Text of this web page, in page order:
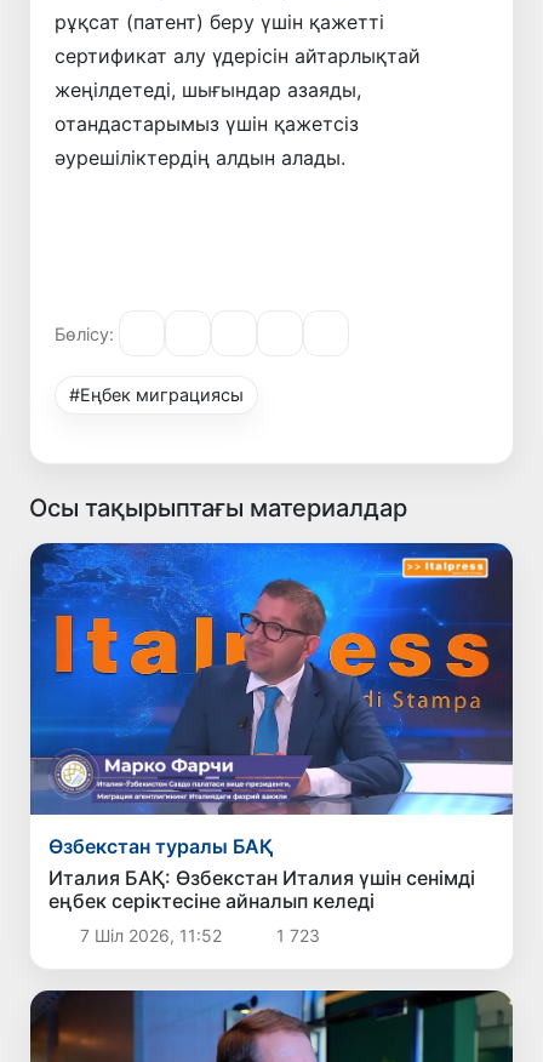
рұқсат (патент) беру үшін қажетті
сертификат алу үдерісін айтарлықтай
жеңілдетеді, шығындар азаяды,
отандастарымыз үшін қажетсіз
әурешіліктердің алдын алады.
Бөлісу:
#Еңбек миграциясы
Осы тақырыптағы материалдар
Өзбекстан туралы БАҚ
Италия БАҚ: Өзбекстан Италия үшін сенімді
еңбек серіктесіне айналып келеді
7 Шіл 2026, 11:52 1 723